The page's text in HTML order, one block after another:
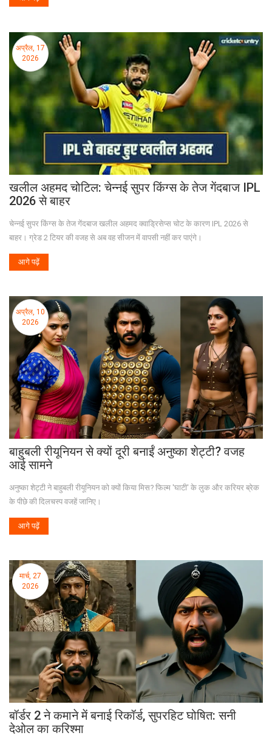
अप्रैल, 17
2026
खलील अहमद चोटिल: चेन्नई सुपर किंग्स के तेज गेंदबाज IPL
2026 से बाहर
चेन्नई सुपर किंग्स के तेज गेंदबाज खलील अहमद क्वाड्रिसेप्स चोट के कारण IPL 2026 से
बाहर। ग्रेड 2 टियर की वजह से अब वह सीजन में वापसी नहीं कर पाएंगे।
आगे पढ़ें
अप्रैल, 10
2026
बाहुबली रीयूनियन से क्यों दूरी बनाईं अनुष्का शेट्टी? वजह
आई सामने
अनुष्का शेट्टी ने बाहुबली रीयूनियन को क्यों किया मिस? फिल्म 'घाटी' के लुक और करियर ब्रेक
के पीछे की दिलचस्प वजहें जानिए।
आगे पढ़ें
मार्च, 27
2026
बॉर्डर 2 ने कमाने में बनाई रिकॉर्ड, सुपरहिट घोषित: सनी
देओल का करिश्मा